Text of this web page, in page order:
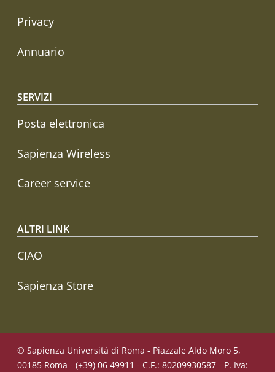
Privacy
Annuario
SERVIZI
Posta elettronica
Sapienza Wireless
Career service
ALTRI LINK
CIAO
Sapienza Store
© Sapienza Università di Roma - Piazzale Aldo Moro 5,
00185 Roma - (+39) 06 49911 - C.F.: 80209930587 - P. Iva: